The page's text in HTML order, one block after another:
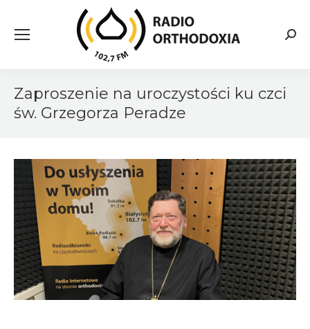
Zaproszenie na uroczystości ku czci
św. Grzegorza Peradze